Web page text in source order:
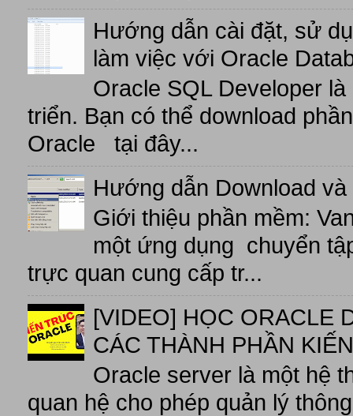
Hướng dẫn cài đặt, sử
làm việc với Oracle
Oracle SQL Developer
triển. Bạn có thể download
Oracle tại đây...
Hướng dẫn Download
Giới thiệu phần mềm:
một ứng dụng chuyển
trực quan cung cấp tr...
[VIDEO] HỌC ORACLE
CÁC THÀNH PHẦN
Oracle server là một hệ
quan hệ cho phép quản lý